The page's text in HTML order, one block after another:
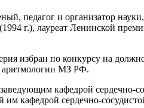
педагог и организатор
г.), лауреат Ленинской
избран по конкурсу на
аритмологии МЗ РФ.
заведующим кафедрой
им кафедрой сердечно-